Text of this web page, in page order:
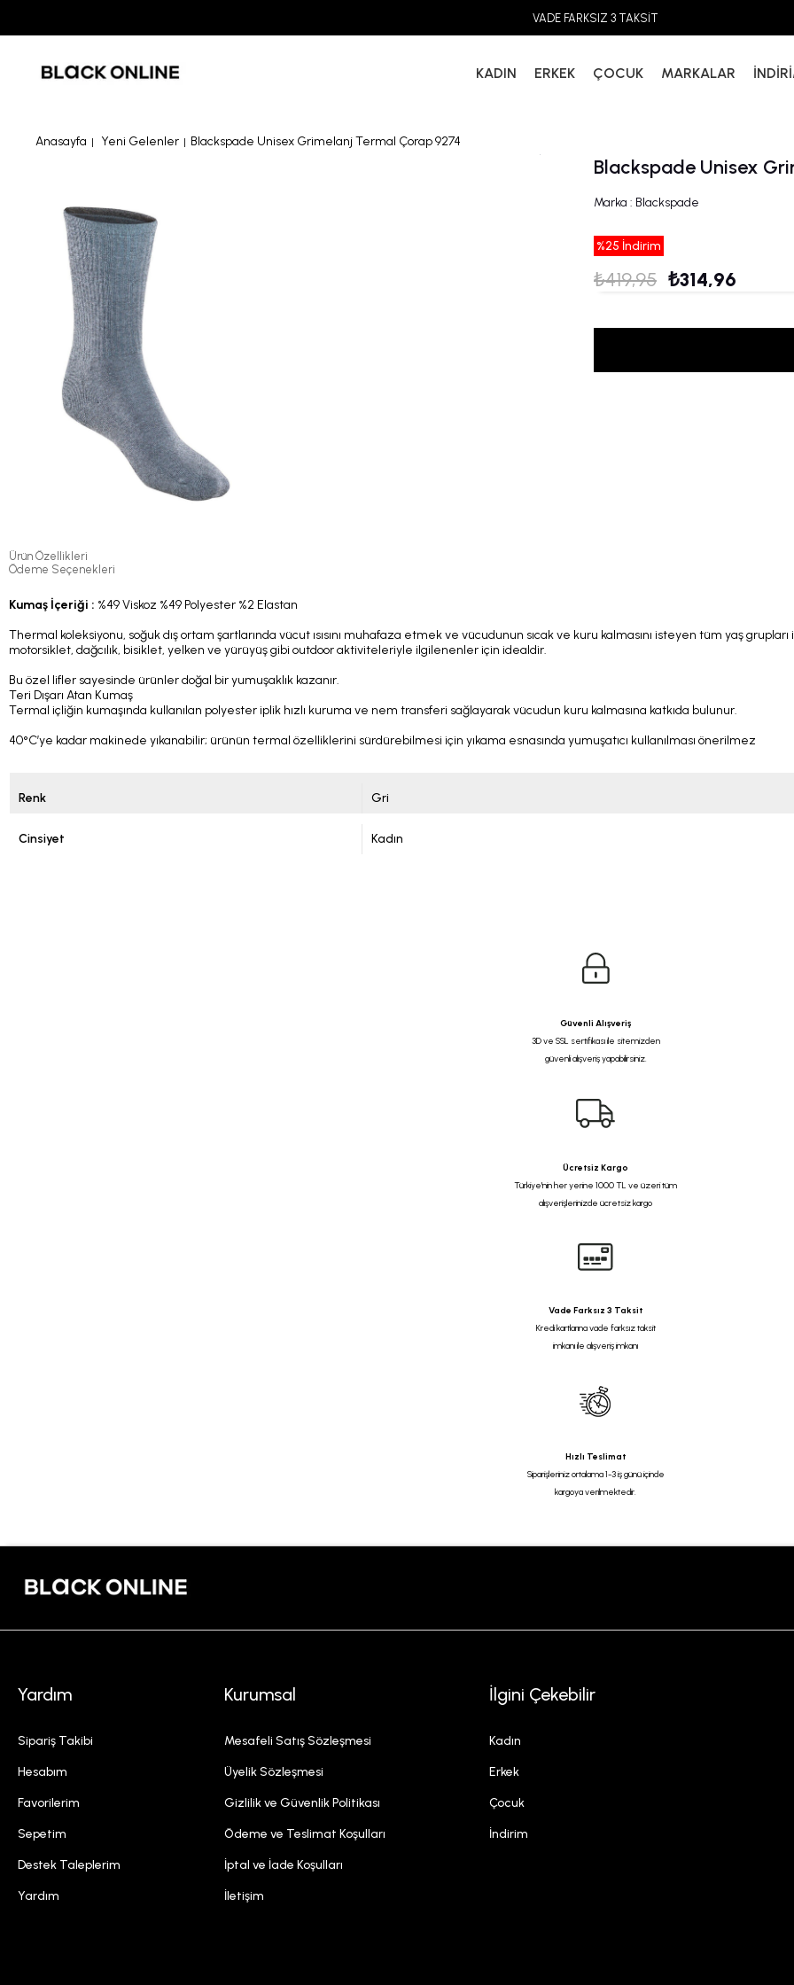
VADE FARKSIZ 3 TAKSİT
KADIN ERKEK ÇOCUK MARKALAR
Anasayfa Yeni Gelenler Blackspade Unisex Grimelanj Termal Çorap 9274
Blackspade Unisex
Marka : Blackspade
%25 İndirim
₺419,95 ₺314,96
Ürün Özellikleri
Ödeme Seçenekleri
Kumaş İçeriği : %49 Viskoz %49 Polyester %2 Elastan
Thermal koleksiyonu, soğuk dış ortam şartlarında vücut ısısını muhafaza etmek ve vücudunun sıcak ve kuru kalmasını isteyen tüm yaş
motorsiklet, dağcılık, bisiklet, yelken ve yürüyüş gibi outdoor aktiviteleriyle ilgilenenler için idealdir.
Bu özel lifler sayesinde ürünler doğal bir yumuşaklık kazanır.
Teri Dışarı Atan Kumaş
Termal içliğin kumaşında kullanılan polyester iplik hızlı kuruma ve nem transferi sağlayarak vücudun kuru kalmasına katkıda bulunur.
40°C’ye kadar makinede yıkanabilir; ürünün termal özelliklerini sürdürebilmesi için yıkama esnasında yumuşatıcı kullanılması önerilmez
Renk Gri
Cinsiyet Kadın
Güvenli Alışveriş
3D ve SSL sertifikası ile sitemizden
güvenli alışveriş yapabilirsiniz.
Ücretsiz Kargo
Türkiye'nin her yerine 1000 TL ve üzeri tüm
alışverişlerinizde ücretsiz kargo
Vade Farksız 3 Taksit
Kredi kartlarına vade farksız taksit
imkanı ile alışveriş imkanı
Hızlı Teslimat
Siparişleriniz ortalama 1-3 iş günü içinde
kargoya verilmektedir.
Yardım
Sipariş Takibi
Hesabım
Favorilerim
Sepetim
Destek Taleplerim
Yardım
Kurumsal
Mesafeli Satış Sözleşmesi
Üyelik Sözleşmesi
Gizlilik ve Güvenlik Politikası
Ödeme ve Teslimat Koşulları
İptal ve İade Koşulları
İletişim
İlgini Çekebilir
Kadın
Erkek
Çocuk
İndirim